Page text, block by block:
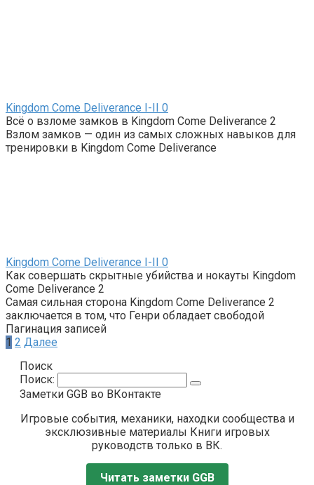
Kingdom Come Deliverance I-II 0
Всё о взломе замков в Kingdom Come Deliverance 2
Взлом замков — один из самых сложных навыков для
тренировки в Kingdom Come Deliverance
Kingdom Come Deliverance I-II 0
Как совершать скрытные убийства и нокауты Kingdom
Come Deliverance 2
Самая сильная сторона Kingdom Come Deliverance 2
заключается в том, что Генри обладает свободой
Пагинация записей
1 2 Далее
Поиск
Поиск:
Заметки GGB во ВКонтакте
Игровые события, механики, находки сообщества и
эксклюзивные материалы Книги игровых
руководств только в ВК.
Читать заметки GGB